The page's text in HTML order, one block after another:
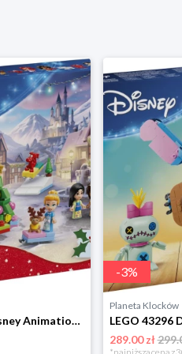
LEGO 43298 Disney Animation Kalendarz adwentowy na 2026 rok Lego
-3%
Planeta Klocków
289.00 zł